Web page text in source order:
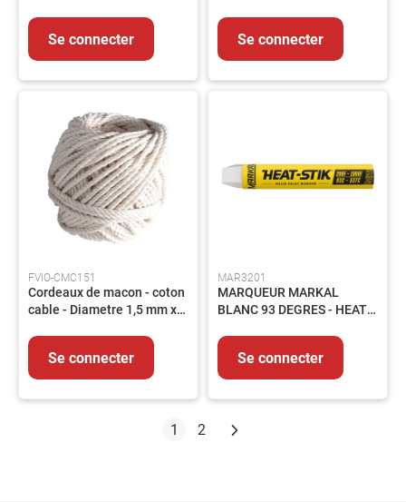
Se connecter Se connecter
FVIO-CMC151
Cordeaux de macon - coton
cable - Diametre 1,5 mm x
Se connecter
MAR3201
MARQUEUR MARKAL
BLANC 93 DEGRES - HEAT-
Se connecter
Vous lisez actuellement la page
1 Page
2 Page
Suivant